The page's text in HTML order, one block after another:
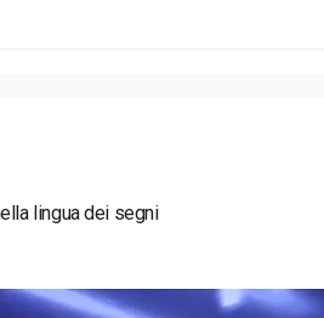
lingua dei segni